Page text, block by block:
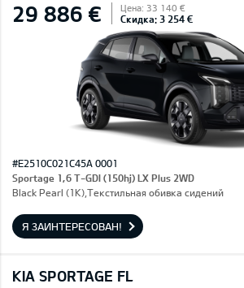
29 886 € Цена: 33 140 €
Скидка: 3 254 €
#E2510C021C45A 0001
Sportage 1,6 T-GDI (150hj) LX Plus 2WD
Black Pearl (1K),Текстильная обивка сидений
Я ЗАИНТЕРЕСОВАН!
KIA SPORTAGE FL